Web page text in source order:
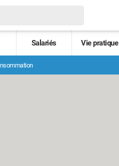
Salariés Vie pratique